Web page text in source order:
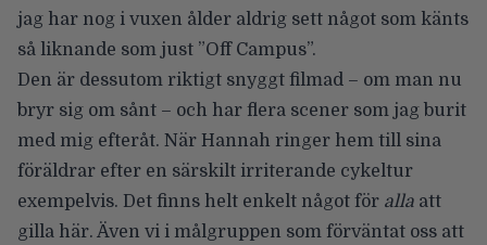
jag har nog i vuxen ålder aldrig sett något som känts
så liknande som just ”Off Campus”.
Den är dessutom riktigt snyggt filmad – om man nu
bryr sig om sånt – och har flera scener som jag burit
med mig efteråt. När Hannah ringer hem till sina
föräldrar efter en särskilt irriterande cykeltur
exempelvis. Det finns helt enkelt något för alla att
gilla här. Även vi i målgruppen som förväntat oss att